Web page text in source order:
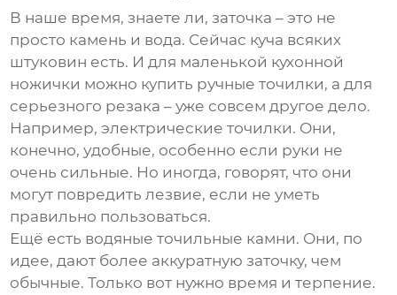
В наше время, знаете ли, заточка – это не
просто камень и вода. Сейчас куча всяких
штуковин есть. И для маленькой кухонной
ножички можно купить ручные точилки, а для
серьезного резака – уже совсем другое дело.
Например, электрические точилки. Они,
конечно, удобные, особенно если руки не
очень сильные. Но иногда, говорят, что они
могут повредить лезвие, если не уметь
правильно пользоваться.
Ещё есть водяные точильные камни. Они, по
идее, дают более аккуратную заточку, чем
обычные. Только вот нужно время и терпение.